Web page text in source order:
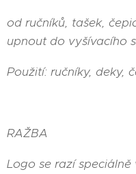
od ručníků, tašek,
upnout do vyšívacího
Použití: ručníky, deky,
RAŽBA
Logo se razí